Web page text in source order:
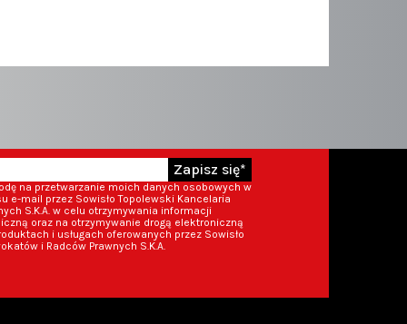
na przetwarzanie moich danych osobowych w
e-mail przez Sowisło Topolewski Kancelaria
S.K.A. w celu otrzymywania informacji
oraz na otrzymywanie drogą elektroniczną
i usługach oferowanych przez Sowisło
i Radców Prawnych S.K.A.
Zapisz się*